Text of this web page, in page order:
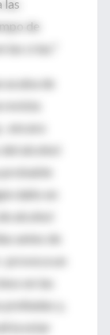
las
de
crías."
acaba de
encara
alcohol
daño en
alcohol
antes de
provoca un
en las
y,
estar